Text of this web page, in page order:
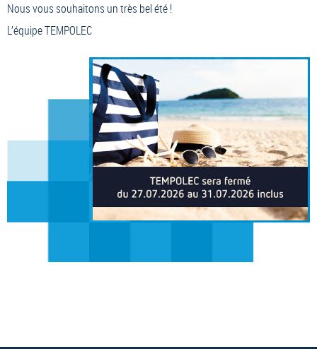
Nous vous souhaitons un très bel été !
L’équipe TEMPOLEC